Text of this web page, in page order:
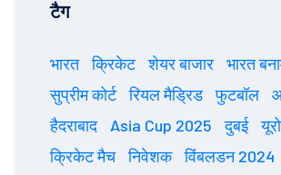
टैग
भारत क्रिकेट शेयर बाजार
भारत
सुप्रीम कोर्ट
रियल मैड्रिड फुटबॉल
हैदराबाद
Asia Cup 2025 दुबई
क्रिकेट मैच
निवेशक विंबलडन 2024